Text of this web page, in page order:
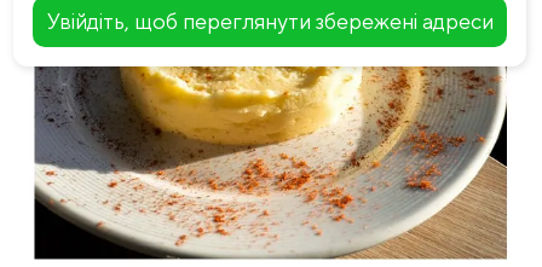
Увійдіть, щоб переглянути збережені адреси
+
−